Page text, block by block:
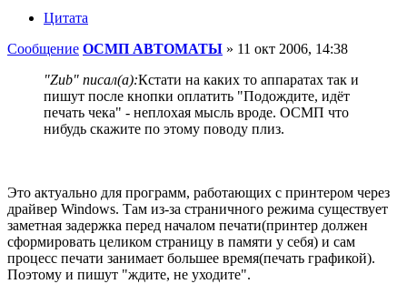
Цитата
Сообщение ОСМП АВТОМАТЫ » 11 окт 2006, 14:38
"Zub" писал(а):Кстати на каких то аппаратах так и
пишут после кнопки оплатить "Подождите, идёт
печать чека" - неплохая мысль вроде. ОСМП что
нибудь скажите по этому поводу плиз.
Это актуально для программ, работающих с принтером через
драйвер Windows. Там из-за страничного режима существует
заметная задержка перед началом печати(принтер должен
сформировать целиком страницу в памяти у себя) и сам
процесс печати занимает большее время(печать графикой).
Поэтому и пишут "ждите, не уходите".